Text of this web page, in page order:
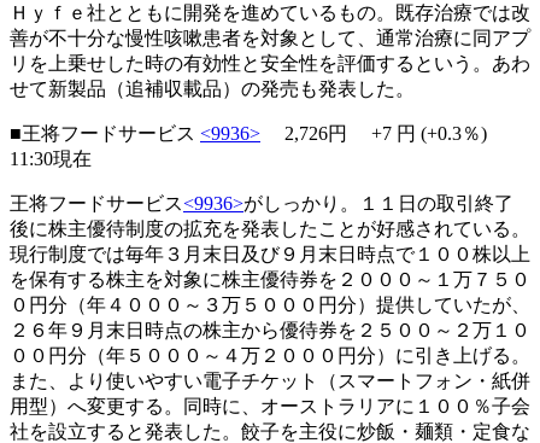
Ｈｙｆｅ社とともに開発を進めているもの。既存治療では改
善が不十分な慢性咳嗽患者を対象として、通常治療に同アプ
リを上乗せした時の有効性と安全性を評価するという。あわ
せて新製品（追補収載品）の発売も発表した。
■王将フードサービス <9936> 2,726円 +7 円 (+0.3％)
11:30現在
王将フードサービス<9936>がしっかり。１１日の取引終了
後に株主優待制度の拡充を発表したことが好感されている。
現行制度では毎年３月末日及び９月末日時点で１００株以上
を保有する株主を対象に株主優待券を２０００～１万７５０
０円分（年４０００～３万５０００円分）提供していたが、
２６年９月末日時点の株主から優待券を２５００～２万１０
００円分（年５０００～４万２０００円分）に引き上げる。
また、より使いやすい電子チケット（スマートフォン・紙併
用型）へ変更する。同時に、オーストラリアに１００％子会
社を設立すると発表した。餃子を主役に炒飯・麺類・定食な